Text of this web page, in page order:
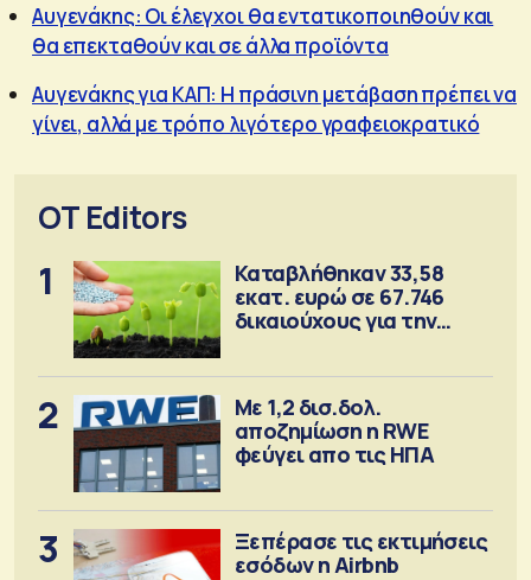
Αυγενάκης: Οι έλεγχοι θα εντατικοποιηθούν και
θα επεκταθούν και σε άλλα προϊόντα
Αυγενάκης για ΚΑΠ: Η πράσινη μετάβαση πρέπει να
γίνει, αλλά με τρόπο λιγότερο γραφειοκρατικό
OT Editors
1
Καταβλήθηκαν 33,58
εκατ. ευρώ σε 67.746
δικαιούχους για την
2
Με 1,2 δισ.δολ.
αποζημίωση η RWE
φεύγει απο τις ΗΠΑ
3
Ξεπέρασε τις εκτιμήσεις
εσόδων η Airbnb